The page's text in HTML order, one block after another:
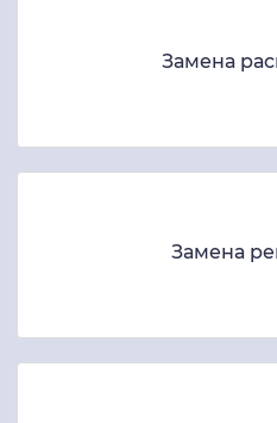
Замена
Замена